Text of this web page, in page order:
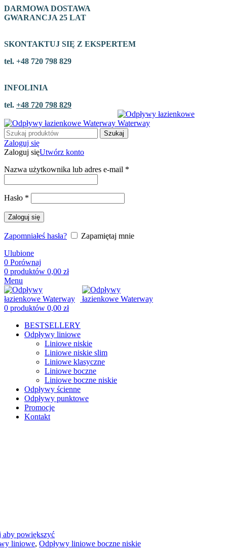
DARMOWA DOSTAWA
GWARANCJA 25 LAT
SKONTAKTUJ SIĘ Z EKSPERTEM
tel. +48 720 798 829
INFOLINIA
tel. +48 720 798 829
Szukaj
Zaloguj się
Zaloguj sięUtwórz konto
Nazwa użytkownika lub adres e-mail *
Hasło *
Zaloguj się
Zapomniałeś hasła?
Zapamiętaj mnie
Ulubione
0 Porównaj
0 produktów 0,00 zł
Menu
0 produktów 0,00 zł
BESTSELLERY
Odpływy liniowe
Liniowe niskie
Liniowe niskie slim
Liniowe klasyczne
Liniowe boczne
Liniowe boczne niskie
Odpływy ścienne
Odpływy punktowe
Promocje
Kontakt
powiększyć
liniowe, Odpływy liniowe boczne niskie